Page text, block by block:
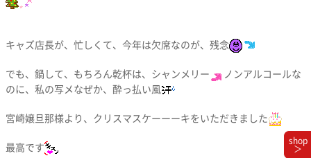
キャズ店長が、忙しくて、今年は欠席なのが、残念
でも、鍋して、もちろん乾杯は、シャンメリー
ノンアルコールな
のに、私の写メなぜか、酔っ払い風
宮崎嬢旦那様より、クリスマスケーーーキをいただきました
最高です
shop
＞